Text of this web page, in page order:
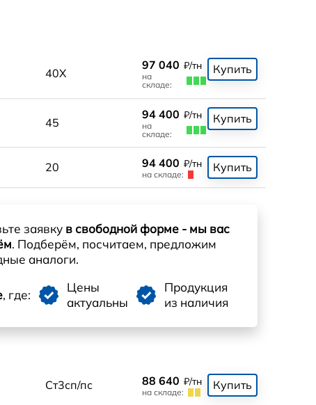
40Х
97 040 ₽/тн
на
складе:
Купить
45
94 400 ₽/тн
на
складе:
Купить
20 94 400 ₽/тн
на складе:
Купить
заявку в свободной форме - мы вас
. Подберём, посчитаем, предложим
аналоги.
, где:
Цены
актуальны
Продукция
из наличия
Ст3сп/пс 88 640 ₽/тн
на складе:
Купить